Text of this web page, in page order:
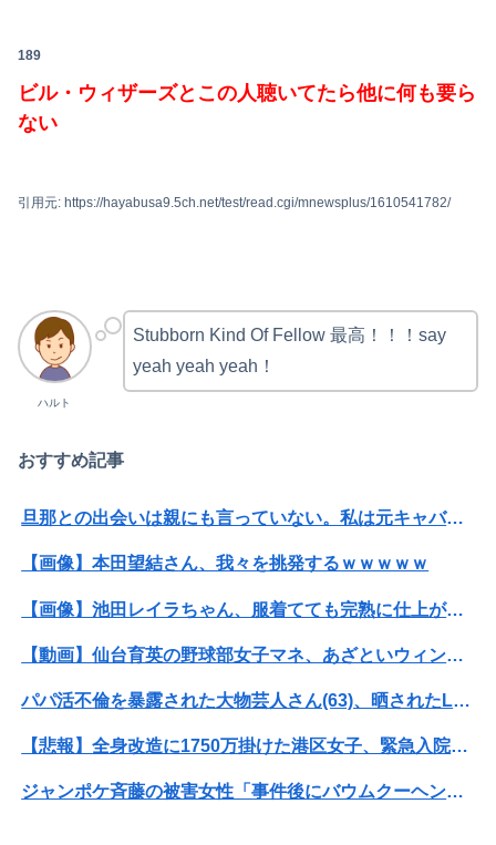
189
ビル・ウィザーズとこの人聴いてたら他に何も要ら
ない
引用元: https://hayabusa9.5ch.net/test/read.cgi/mnewsplus/1610541782/
ハルト
Stubborn Kind Of Fellow 最高！！！say
yeah yeah yeah！
おすすめ記事
旦那との出会いは親にも言っていない。私は元キャバ嬢で旦那は元ボーイ
【画像】本田望結さん、我々を挑発するｗｗｗｗｗ
【画像】池田レイラちゃん、服着てても完熟に仕上がるｗｗｗｗｗｗｗｗｗｗｗｗｗｗ
【動画】仙台育英の野球部女子マネ、あざといウィンクでお前らの心を鷲掴みｗｗｗｗｗ
パパ活不倫を暴露された大物芸人さん(63)、晒されたLINEが面白すぎるｗｗｗｗｗｗｗｗｗ(画像ｱﾘ)
【悲報】全身改造に1750万掛けた港区女子、緊急入院でNHK報道局との合コンをキャンセル
ジャンポケ斉藤の被害女性「事件後にバウムクーヘン売ったりTikTokライブしててムカついた」